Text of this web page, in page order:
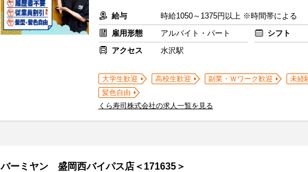
給与
時給1050～1375円以上 ※時間帯による
雇用形態
アルバイト・パート シフト
アクセス
水沢駅
大学生歓迎 高校生歓迎 副業・Ｗワーク歓迎
未経
髪色自由
くら寿司株式会社の求人一覧を見る
バーミヤン 盛岡西バイパス店＜171635＞